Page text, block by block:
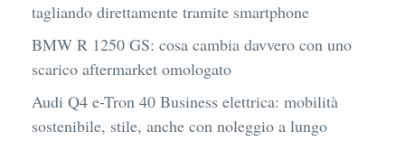
tagliando direttamente tramite smartphone
BMW R 1250 GS: cosa cambia davvero con uno
scarico aftermarket omologato
Audi Q4 e-Tron 40 Business elettrica: mobilità
sostenibile, stile, anche con noleggio a lungo